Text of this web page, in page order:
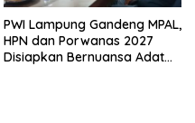
PWI Lampung Gandeng MPAL,
HPN dan Porwanas 2027
Disiapkan Bernuansa Adat